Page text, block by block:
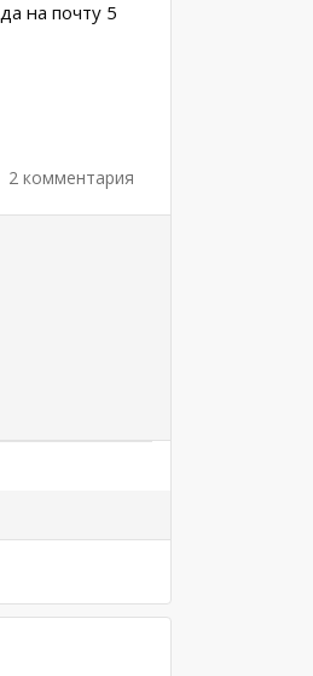
на почту 5
2 комментария